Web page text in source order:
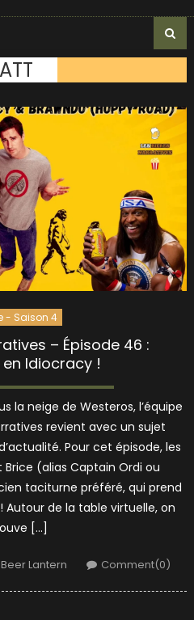
- Saison 4
– Épisode 46 :
en Idiocracy !
la neige de Westeros, l’équipe
revient avec un sujet
Pour cet épisode, les
Brice (alias Captain Ordi ou
taciturne préféré, qui prend
de la table virtuelle, on
[…]
Lantern Comment(0)